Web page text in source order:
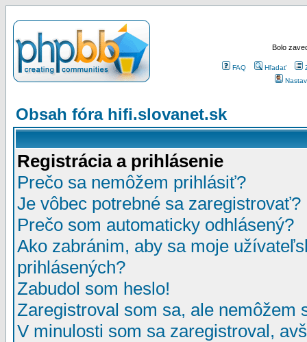
Bolo
FAQ Hľadať
Obsah fóra hifi.slovanet.sk
Registrácia a prihlásenie
Prečo sa nemôžem prihlásiť?
Je vôbec potrebné sa zaregistrovať?
Prečo som automaticky odhlásený?
Ako zabránim, aby sa moje
prihlásených?
Zabudol som heslo!
Zaregistroval som sa, ale nemôžem
V minulosti som sa zaregistroval,